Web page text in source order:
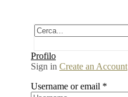
Profilo
Sign in Create an Account
Username or email *